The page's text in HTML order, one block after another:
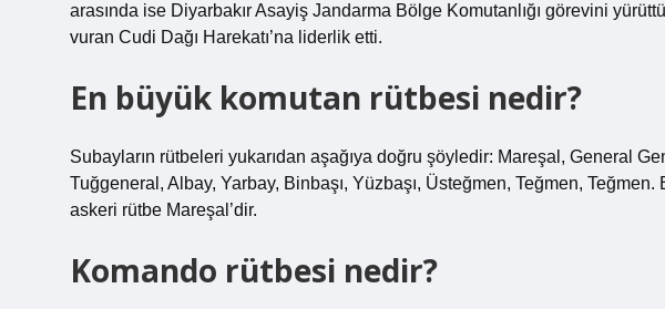
arasında ise Diyarbakır Asayiş Jandarma Bölge Komutanlığı görevini
vuran Cudi Dağı Harekatı’na liderlik etti.
En büyük komutan rütbesi nedir?
Subayların rütbeleri yukarıdan aşağıya doğru şöyledir: Mareşal, General
Tuğgeneral, Albay, Yarbay, Binbaşı, Yüzbaşı, Üsteğmen, Teğmen,
askeri rütbe Mareşal’dir.
Komando rütbesi nedir?